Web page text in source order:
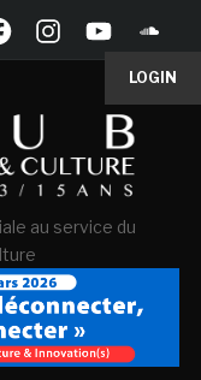
LOGIN
au service du